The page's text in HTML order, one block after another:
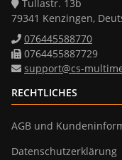
Tullastr. 13b
79341 Kenzingen,
076445588770
0764455887729
support@cs-
RECHTLICHES
AGB und
Datenschutzerklärung